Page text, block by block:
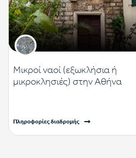
Μικροί ναοί (εξωκλήσια ή
μικροκλησιές) στην Αθήνα
Πληροφορίες διαδρομής